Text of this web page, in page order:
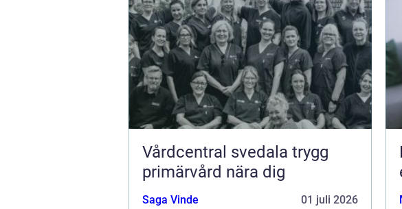
Vårdcentral svedala trygg
primärvård nära dig
Saga Vinde 01 juli 2026